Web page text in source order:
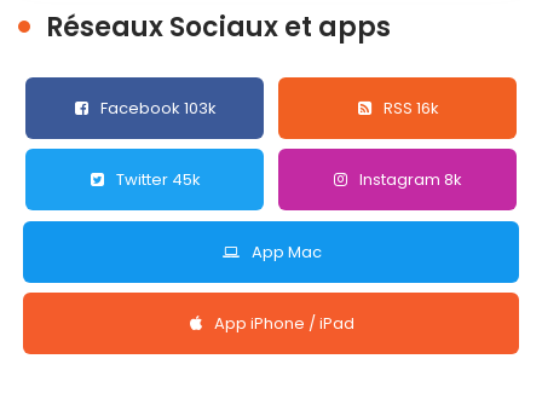
Réseaux Sociaux et apps
Facebook 103k RSS 16k
Twitter 45k Instagram 8k
App Mac
App iPhone / iPad